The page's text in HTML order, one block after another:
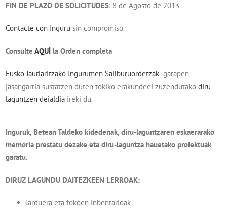
FIN DE PLAZO DE SOLICITUDES: 8 de Agosto de 2013
Contacte con Inguru sin compromiso.
ConsulteAQUÍ la Orden completa
Eusko Jaurlaritzako Ingurumen Sailburuordetzakgarapen
jasangarria sustatzen duten tokiko erakundeei zuzendutakodiru-
laguntzen deialdia ireki du.
Inguruk, Betean Taldeko kidedenak, diru-laguntzaren eskaerarako
memoria prestatu dezake eta diru-laguntza hauetako proiektuak
garatu.
DIRUZ LAGUNDU DAITEZKEEN LERROAK:
Jarduera eta fokoen inbentarioak